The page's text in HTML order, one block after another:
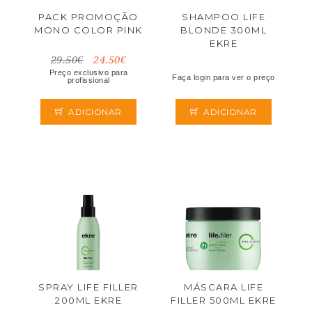
PACK PROMOÇÃO
MONO COLOR PINK
29.50€ 24.50€
Preço exclusivo para
profissional
ADICIONAR
SHAMPOO LIFE
BLONDE 300ML
EKRE
Faça login para ver o preço
ADICIONAR
SPRAY LIFE FILLER
200ML EKRE
MÁSCARA LIFE
FILLER 500ML EKRE